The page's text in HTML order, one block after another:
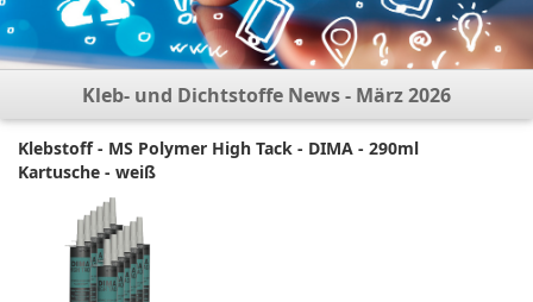
Kleb- und Dichtstoffe News - März 2026
Klebstoff - MS Polymer High Tack - DIMA - 290ml
Kartusche - weiß